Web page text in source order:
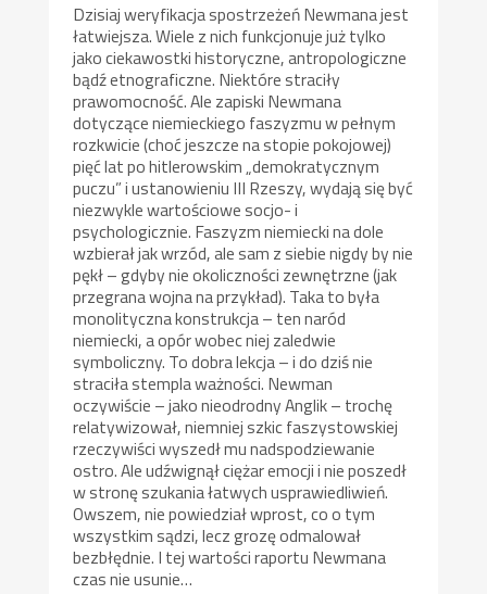
Dzisiaj weryfikacja spostrzeżeń Newmana jest
łatwiejsza. Wiele z nich funkcjonuje już tylko
jako ciekawostki historyczne, antropologiczne
bądź etnograficzne. Niektóre straciły
prawomocność. Ale zapiski Newmana
dotyczące niemieckiego faszyzmu w pełnym
rozkwicie (choć jeszcze na stopie pokojowej)
pięć lat po hitlerowskim „demokratycznym
puczu” i ustanowieniu III Rzeszy, wydają się być
niezwykle wartościowe socjo- i
psychologicznie. Faszyzm niemiecki na dole
wzbierał jak wrzód, ale sam z siebie nigdy by nie
pękł – gdyby nie okoliczności zewnętrzne (jak
przegrana wojna na przykład). Taka to była
monolityczna konstrukcja – ten naród
niemiecki, a opór wobec niej zaledwie
symboliczny. To dobra lekcja – i do dziś nie
straciła stempla ważności. Newman
oczywiście – jako nieodrodny Anglik – trochę
relatywizował, niemniej szkic faszystowskiej
rzeczywiści wyszedł mu nadspodziewanie
ostro. Ale udźwignął ciężar emocji i nie poszedł
w stronę szukania łatwych usprawiedliwień.
Owszem, nie powiedział wprost, co o tym
wszystkim sądzi, lecz grozę odmalował
bezbłędnie. I tej wartości raportu Newmana
czas nie usunie…